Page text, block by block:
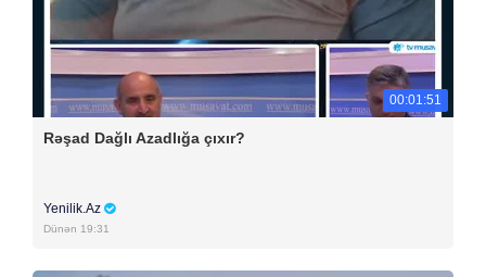
00:01:51
Rəşad Dağlı Azadlığa çıxır?
Yenilik.Az
Dünən 19:31